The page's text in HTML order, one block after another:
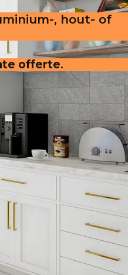
, hout- of
offerte.